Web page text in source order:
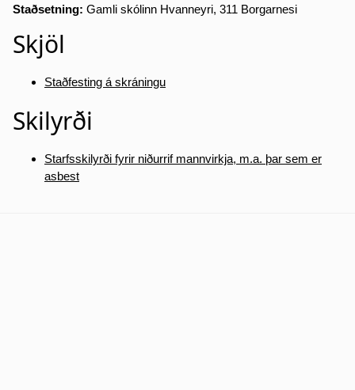
Staðsetning: Gamli skólinn Hvanneyri, 311 Borgarnesi
Skjöl
Staðfesting á skráningu
Skilyrði
Starfsskilyrði fyrir niðurrif mannvirkja, m.a. þar sem er
asbest